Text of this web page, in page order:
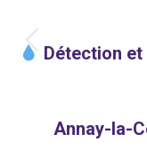
ARTICLE
Détection et
Annay-la-